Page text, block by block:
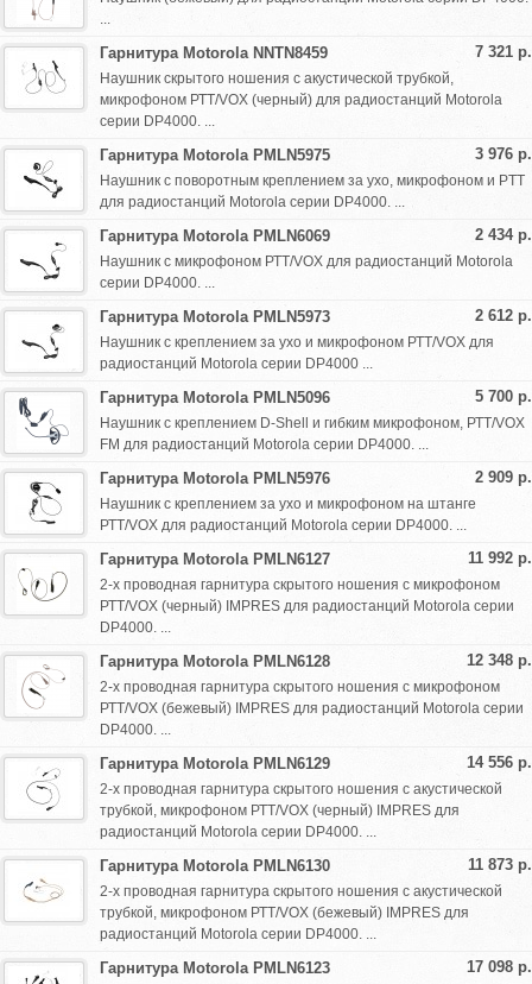
...
7 321 р.
Гарнитура Motorola NNTN8459
Наушник скрытого ношения с акустической трубкой,
микрофоном РТТ/VOX (черный) для радиостанций Motorola
серии DP4000. ...
3 976 р.
Гарнитура Motorola PMLN5975
Наушник с поворотным креплением за ухо, микрофоном и PTT
для радиостанций Motorola серии DP4000. ...
2 434 р.
Гарнитура Motorola PMLN6069
Наушник с микрофоном РТТ/VOX для радиостанций Motorola
серии DP4000. ...
2 612 р.
Гарнитура Motorola PMLN5973
Наушник с креплением за ухо и микрофоном РТТ/VOX для
радиостанций Motorola серии DP4000 ...
5 700 р.
Гарнитура Motorola PMLN5096
Наушник с креплением D-Shell и гибким микрофоном, РТТ/VOX
FM для радиостанций Motorola серии DP4000. ...
2 909 р.
Гарнитура Motorola PMLN5976
Наушник с креплением за ухо и микрофоном на штанге
РТТ/VOX для радиостанций Motorola серии DP4000. ...
11 992 р.
Гарнитура Motorola PMLN6127
2-х проводная гарнитура скрытого ношения с микрофоном
РТТ/VOX (черный) IMPRES для радиостанций Motorola серии
DP4000. ...
12 348 р.
Гарнитура Motorola PMLN6128
2-х проводная гарнитура скрытого ношения с микрофоном
РТТ/VOX (бежевый) IMPRES для радиостанций Motorola серии
DP4000. ...
14 556 р.
Гарнитура Motorola PMLN6129
2-х проводная гарнитура скрытого ношения с акустической
трубкой, микрофоном РТТ/VOX (черный) IMPRES для
радиостанций Motorola серии DP4000. ...
11 873 р.
Гарнитура Motorola PMLN6130
2-х проводная гарнитура скрытого ношения с акустической
трубкой, микрофоном РТТ/VOX (бежевый) IMPRES для
радиостанций Motorola серии DP4000. ...
17 098 р.
Гарнитура Motorola PMLN6123